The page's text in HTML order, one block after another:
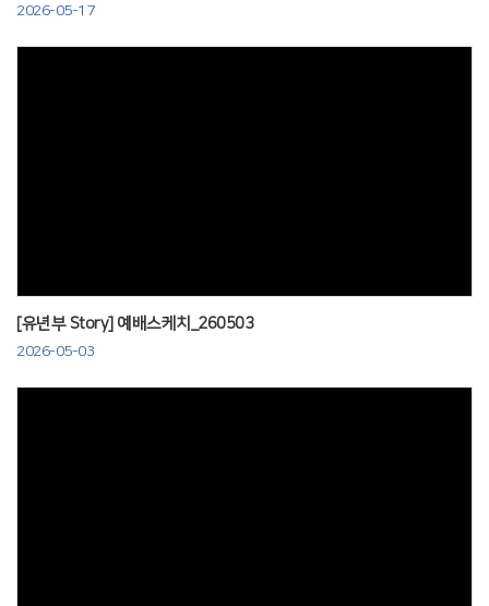
2026-05-17
[유년부 Story] 예배스케치_260503
2026-05-03